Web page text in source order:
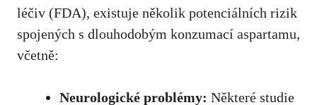
léčiv (FDA), existuje několik potenciálních rizik
spojených s dlouhodobým konzumací aspartamu,⁢
včetně:
Neurologické problémy: Některé studie